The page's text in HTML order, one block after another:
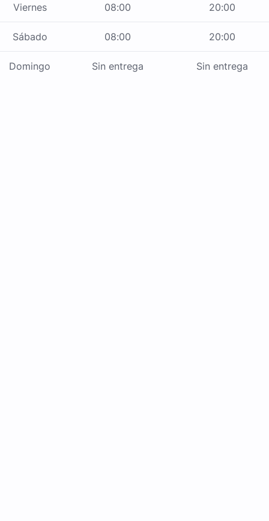
Viernes 08:00 20:00
Sábado 08:00 20:00
Domingo Sin entrega Sin entrega